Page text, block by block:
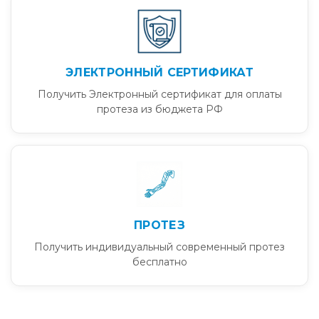
ЭЛЕКТРОННЫЙ СЕРТИФИКАТ
Получить Электронный сертификат для оплаты
протеза из бюджета РФ
ПРОТЕЗ
Получить индивидуальный современный протез
бесплатно